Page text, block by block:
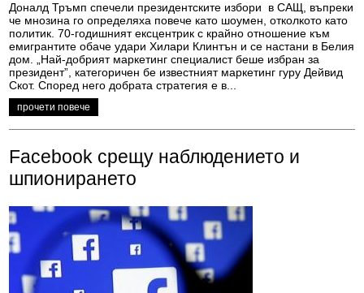
Доналд Тръмп спечели президентските избори в САЩ, въпреки
че мнозина го определяха повече като шоумен, отколкото като
политик. 70-годишният ексцентрик с крайно отношение към
емигрантите обаче удари Хилари Клинтън и се настани в Белия
дом. „Най-добрият маркетинг специалист беше избран за
президент”, категоричен бе известният маркетинг гуру Дейвид
Скот. Според него добрата стратегия е в...
прочети повече
Facebook срещу наблюдението и
шпионирането